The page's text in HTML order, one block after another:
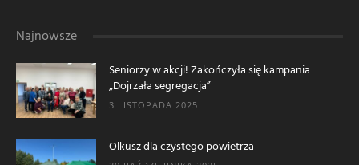
Najnowsze
Seniorzy w akcji! Zakończyła się kampania
„Dojrzała segregacja”
3 LISTOPADA 2025
Olkusz dla czystego powietrza